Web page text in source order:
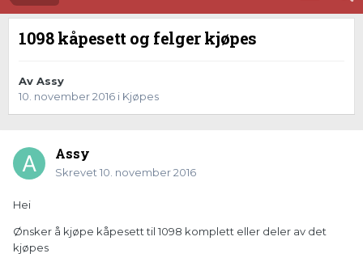
1098 kåpesett og felger kjøpes
Av Assy
10. november 2016 i Kjøpes
Assy
Skrevet10. november 2016
Hei
Ønsker å kjøpe kåpesett til 1098 komplett eller deler av det
kjøpes